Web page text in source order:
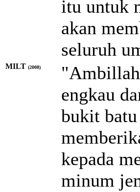
itu untuk
akan
seluruh
MILT (2008)
engkau
bukit
kepada
minum